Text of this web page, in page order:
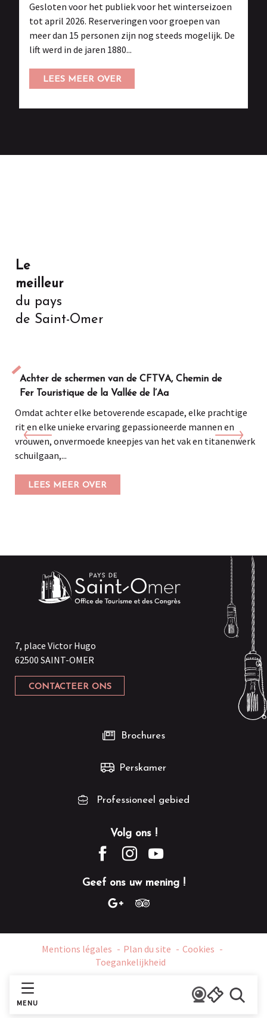
MENU
Gesloten voor het publiek voor het winterseizoen
tot april 2026. Reserveringen voor groepen van
meer dan 15 personen zijn nog steeds mogelijk. De
lift werd in de jaren 1880...
LEES MEER OVER
Le
meilleur
du pays
de Saint-Omer
Achter de schermen van de CFTVA, Chemin de
Fer Touristique de la Vallée de l’Aa
Omdat achter elke betoverende escapade, elke prachtige
rit en elke unieke ervaring gepassioneerde mannen en
vrouwen, onvermoede kneepjes van het vak en titanenwerk
schuilgaan,...
LEES MEER OVER
7, place Victor Hugo
62500 SAINT-OMER
CONTACTEER ONS
Volg ons !
Geef ons uw mening !
Brochures
Perskamer
Professioneel gebied
Mentions légales Plan du site
Cookies
Toegankelijkheid